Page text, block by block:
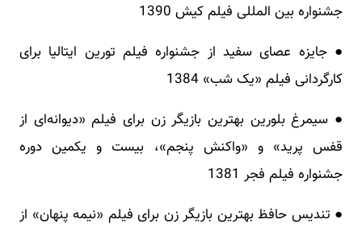
جشنواره بین‌ المللی فیلم کیش 1390
● جایزه عصای سفید از جشنواره فیلم تورین ایتالیا برای
کارگردانی فیلم «یک شب» 1384
● سیمرغ بلورین بهترین بازیگر زن برای فیلم «دیوانه‌ای از
قفس پرید» و «واکنش پنجم»، بیست و یکمین دوره
جشنواره فیلم فجر 1381
● تندیس حافظ بهترین بازیگر زن برای فیلم «نیمه پنهان» از